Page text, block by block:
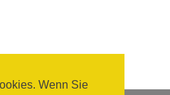
Wenn Sie